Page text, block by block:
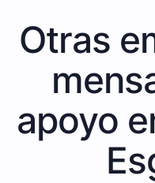
Otras
apoyo